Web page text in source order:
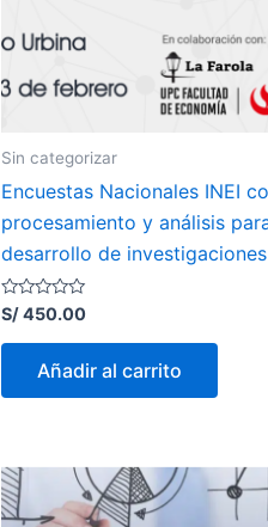
Sin categorizar
Encuestas Nacionales INEI
procesamiento y análisis
desarrollo de investigaciones
Valorado
con
0
S/450.00
Añadir al carrito